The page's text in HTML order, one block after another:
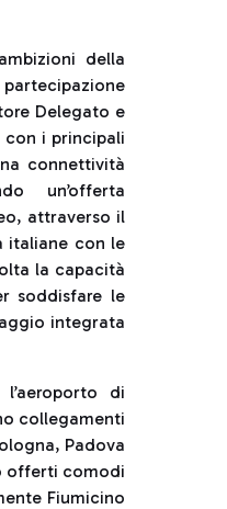
della
Delegato e
con i principali
connettività
un’offerta
attraverso il
italiane con le
la capacità
soddisfare le
integrata
di
collegamenti
Padova
offerti comodi
Fiumicino